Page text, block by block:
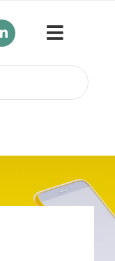
Toggle
/ Logistikmeister